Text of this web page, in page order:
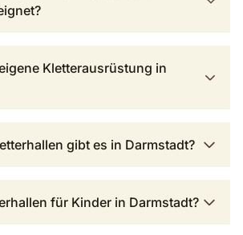
Kletterausrüstung in
gibt es in Darmstadt?
für Kinder in Darmstadt?